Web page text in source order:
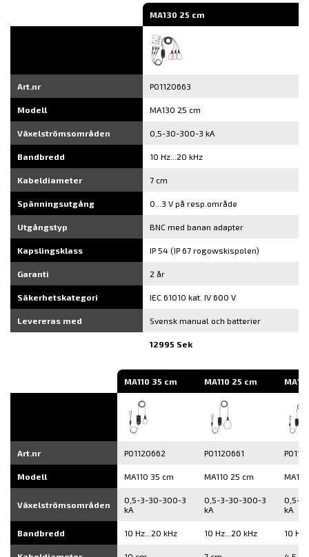
MA130 25 cm
Art.nr P01120663
Modell MA130 25 cm
Växelströmsområden 0,5-30-300-3 kA
Bandbredd 10 Hz...20 kHz
Kabeldiameter 7 cm
Spänningsutgång 0...3 V på resp.område
Utgångstyp BNC med banan adapter
Kapslingsklass IP 54 (IP 67 rogowskispolen)
Garanti 2 år
Säkerhetskategori IEC 61010 kat. IV 600 V
Levereras med Svensk manual och batterier
12995 Sek
MA110 35 cm MA110 25 cm
Art.nr P01120662 P01120661
Modell MA110 35 cm MA110 25 cm
Växelströmsområden
0,5-3-30-300-3
kA
0,5-3-30-300-3
kA
0,5-
kA
Bandbredd 10 Hz...20 kHz 10 Hz...20 kHz 10